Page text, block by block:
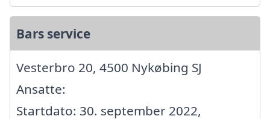
Bars service
Vesterbro 20, 4500 Nykøbing SJ
Ansatte:
Startdato: 30. september 2022,